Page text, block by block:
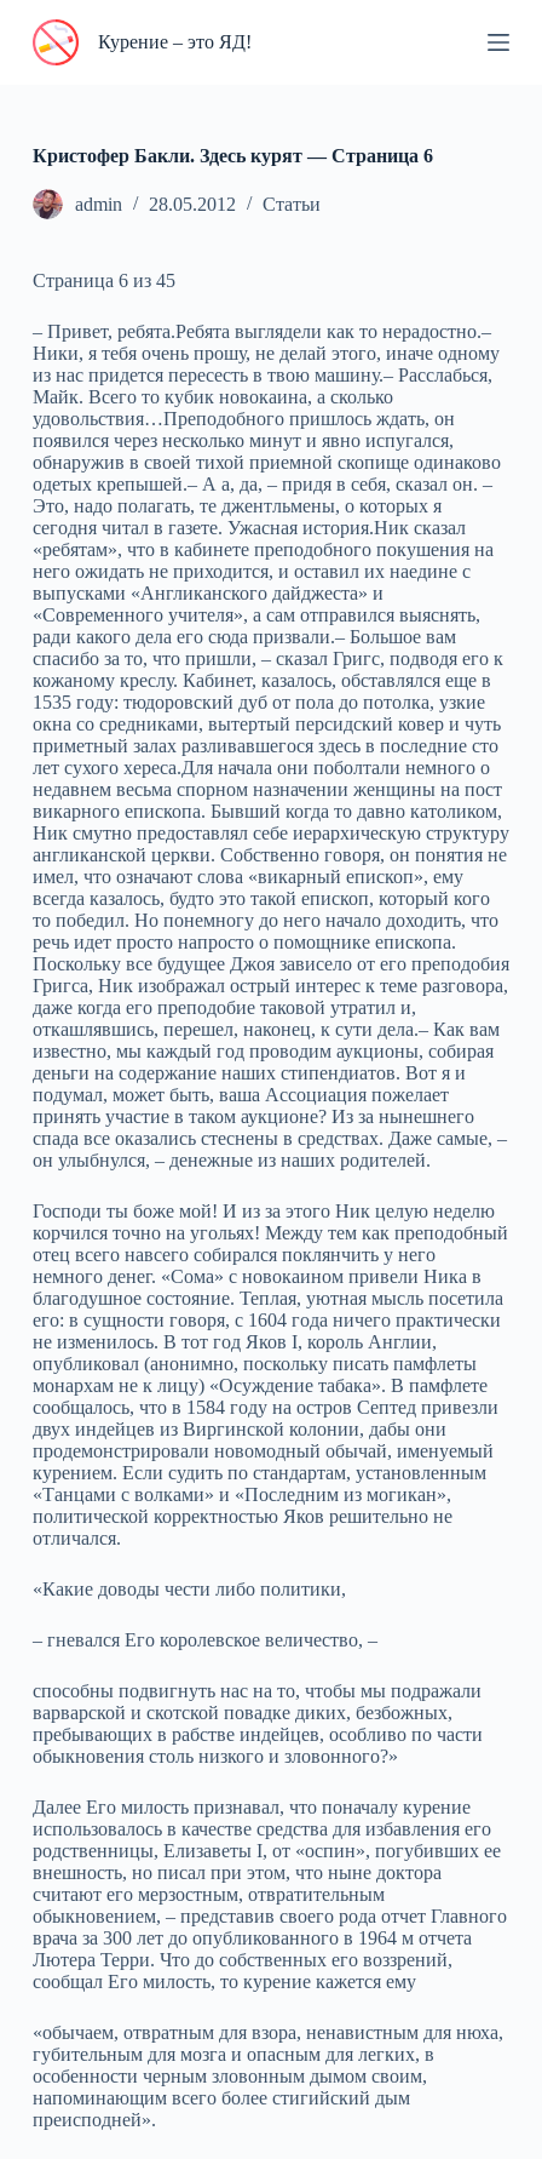
П
и
Курение – это ЯД!
Кристофер Бакли. Здесь курят — Cтраница 6
admin 28.05.2012 Статьи
Страница 6 из 45
– Привет, ребята.Ребята выглядели как то нерадостно.–
Ники, я тебя очень прошу, не делай этого, иначе одному
из нас придется пересесть в твою машину.– Расслабься,
Майк. Всего то кубик новокаина, а сколько
удовольствия…Преподобного пришлось ждать, он
появился через несколько минут и явно испугался,
обнаружив в своей тихой приемной скопище одинаково
одетых крепышей.– А а, да, – придя в себя, сказал он. –
Это, надо полагать, те джентльмены, о которых я
сегодня читал в газете. Ужасная история.Ник сказал
«ребятам», что в кабинете преподобного покушения на
него ожидать не приходится, и оставил их наедине с
выпусками «Англиканского дайджеста» и
«Современного учителя», а сам отправился выяснять,
ради какого дела его сюда призвали.– Большое вам
спасибо за то, что пришли, – сказал Григс, подводя его к
кожаному креслу. Кабинет, казалось, обставлялся еще в
1535 году: тюдоровский дуб от пола до потолка, узкие
окна со средниками, вытертый персидский ковер и чуть
приметный залах разливавшегося здесь в последние сто
лет сухого хереса.Для начала они поболтали немного о
недавнем весьма спорном назначении женщины на пост
викарного епископа. Бывший когда то давно католиком,
Ник смутно предоставлял себе иерархическую структуру
англиканской церкви. Собственно говоря, он понятия не
имел, что означают слова «викарный епископ», ему
всегда казалось, будто это такой епископ, который кого
то победил. Но понемногу до него начало доходить, что
речь идет просто напросто о помощнике епископа.
Поскольку все будущее Джоя зависело от его преподобия
Григса, Ник изображал острый интерес к теме разговора,
даже когда его преподобие таковой утратил и,
откашлявшись, перешел, наконец, к сути дела.– Как вам
известно, мы каждый год проводим аукционы, собирая
деньги на содержание наших стипендиатов. Вот я и
подумал, может быть, ваша Ассоциация пожелает
принять участие в таком аукционе? Из за нынешнего
спада все оказались стеснены в средствах. Даже самые, –
он улыбнулся, – денежные из наших родителей.
Господи ты боже мой! И из за этого Ник целую неделю
корчился точно на угольях! Между тем как преподобный
отец всего навсего собирался поклянчить у него
немного денег. «Сома» с новокаином привели Ника в
благодушное состояние. Теплая, уютная мысль посетила
его: в сущности говоря, с 1604 года ничего практически
не изменилось. В тот год Яков I, король Англии,
опубликовал (анонимно, поскольку писать памфлеты
монархам не к лицу) «Осуждение табака». В памфлете
сообщалось, что в 1584 году на остров Септед привезли
двух индейцев из Виргинской колонии, дабы они
продемонстрировали новомодный обычай, именуемый
курением. Если судить по стандартам, установленным
«Танцами с волками» и «Последним из могикан»,
политической корректностью Яков решительно не
отличался.
«Какие доводы чести либо политики,
– гневался Его королевское величество, –
способны подвигнуть нас на то, чтобы мы подражали
варварской и скотской повадке диких, безбожных,
пребывающих в рабстве индейцев, особливо по части
обыкновения столь низкого и зловонного?»
Далее Его милость признавал, что поначалу курение
использовалось в качестве средства для избавления его
родственницы, Елизаветы I, от «оспин», погубивших ее
внешность, но писал при этом, что ныне доктора
считают его мерзостным, отвратительным
обыкновением, – представив своего рода отчет Главного
врача за 300 лет до опубликованного в 1964 м отчета
Лютера Терри. Что до собственных его воззрений,
сообщал Его милость, то курение кажется ему
«обычаем, отвратным для взора, ненавистным для нюха,
губительным для мозга и опасным для легких, в
особенности черным зловонным дымом своим,
напоминающим всего более стигийский дым
преисподней».